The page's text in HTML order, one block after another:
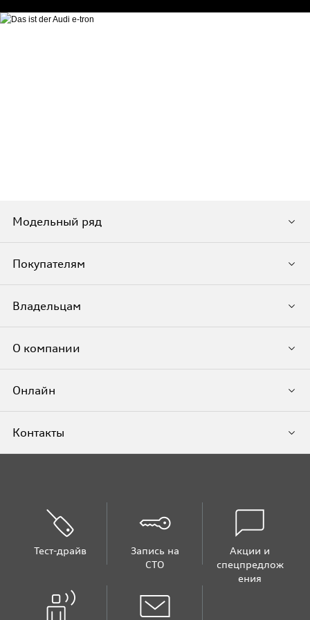
Модельный ряд
Покупателям
Владельцам
О компании
Онлайн
Контакты
Тест-драйв
Запись на
СТО
Акции и
спецпредлож
ения